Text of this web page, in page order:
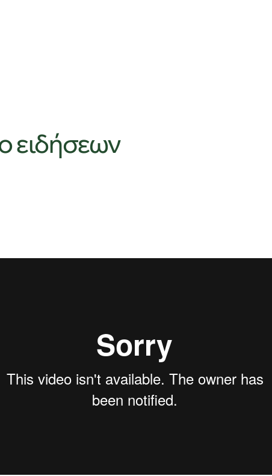
ειδήσεων